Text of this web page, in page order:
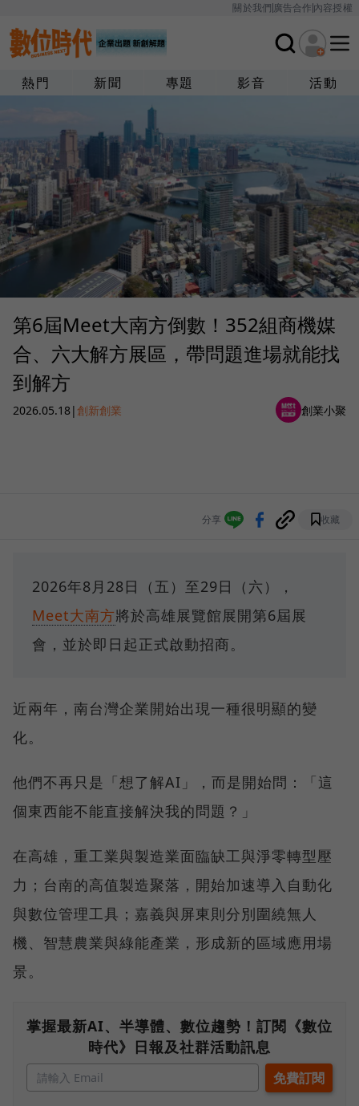
關於我們廣告合作內容授權
熱門 新聞 專題 影音 活動
第6屆Meet大南方倒數！352組商機媒
合、六大解方展區，帶問題進場就能找
到解方
2026.05.18|創新創業 創業小聚
分享 收藏
2026年8月28日（五）至29日（六），
Meet大南方將於高雄展覽館展開第6屆展
會，並於即日起正式啟動招商。
近兩年，南台灣企業開始出現一種很明顯的變
化。
他們不再只是「想了解AI」，而是開始問：「這
個東西能不能直接解決我的問題？」
在高雄，重工業與製造業面臨缺工與淨零轉型壓
力；台南的高值製造聚落，開始加速導入自動化
與數位管理工具；嘉義與屏東則分別圍繞無人
機、智慧農業與綠能產業，形成新的區域應用場
景。
掌握最新AI、半導體、數位趨勢！訂閱《數位
時代》日報及社群活動訊息